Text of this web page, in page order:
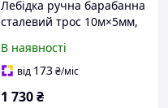
Лебідка ручна барабанна
сталевий трос 10м×5мм,
В наявності
від 173₴/міс
1 730₴